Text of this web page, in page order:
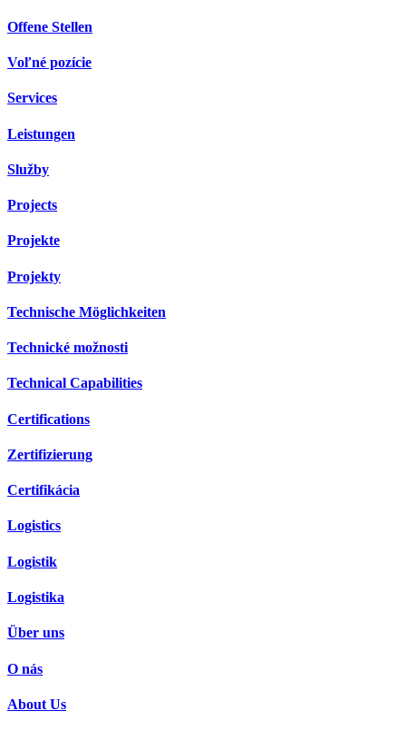
Offene Stellen
Voľné pozície
Services
Leistungen
Služby
Projects
Projekte
Projekty
Technische Möglichkeiten
Technické možnosti
Technical Capabilities
Certifications
Zertifizierung
Certifikácia
Logistics
Logistik
Logistika
Über uns
O nás
About Us